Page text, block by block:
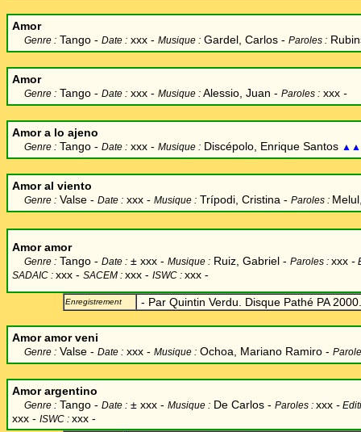
Amor
Genre : Tango - Date : xxx - Musique : Gardel, Carlos - Paroles :
Amor
Genre : Tango - Date : xxx - Musique : Alessio, Juan - Paroles : xxx -
Amor a lo ajeno
Genre : Tango - Date : xxx - Musique : Discépolo, Enrique Santos ▲▲
Amor al viento
Genre : Valse - Date : xxx - Musique : Trípodi, Cristina - Paroles :
Amor amor
Genre : Tango - Date : ± xxx - Musique : Ruiz, Gabriel - Paroles : xxx -
SADAIC : xxx - SACEM : xxx - ISWC : xxx -
Enregistrement - Par Quintin Verdu. Disque Pathé PA 2000.
Amor amor veni
Genre : Valse - Date : xxx - Musique : Ochoa, Mariano Ramiro -
Amor argentino
Genre : Tango - Date : ± xxx - Musique : De Carlos - Paroles : xxx -
xxx - ISWC : xxx -